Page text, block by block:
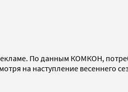
По данным КОМКОН,
на наступление весеннего